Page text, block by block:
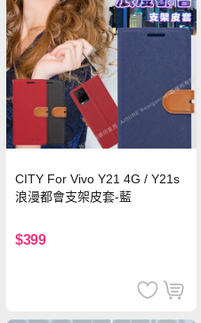
CITY For Vivo Y21 4G / Y21s
浪漫都會支架皮套-藍
$399